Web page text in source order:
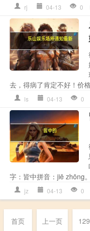
rj 04-13 0
去，得病了肯定不好！价
ls 04-13 0
字：皆中拼音：jiē zhōng
jz 04-13 0
首页 上一页 129